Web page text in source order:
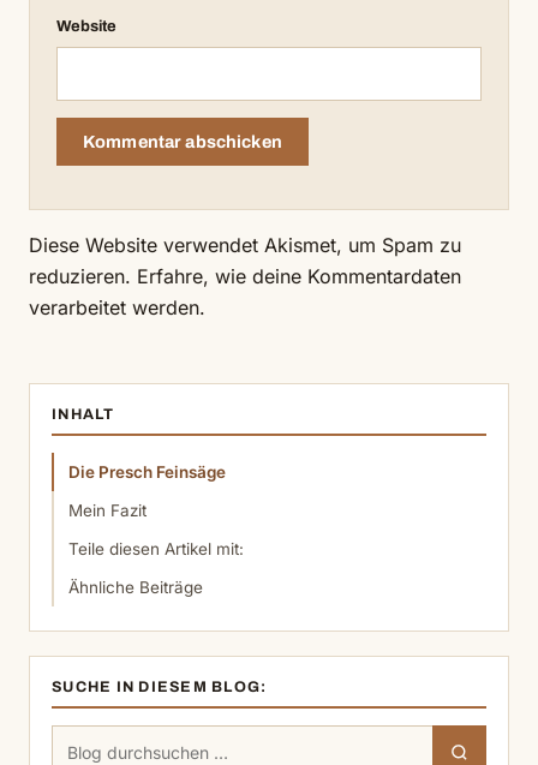
Website
Diese Website verwendet Akismet, um Spam zu
reduzieren. Erfahre, wie deine Kommentardaten
verarbeitet werden.
INHALT
Die Presch Feinsäge
Mein Fazit
Teile diesen Artikel mit:
Ähnliche Beiträge
SUCHE IN DIESEM BLOG:
Suchen